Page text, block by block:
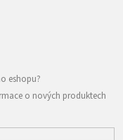
o nových produktech